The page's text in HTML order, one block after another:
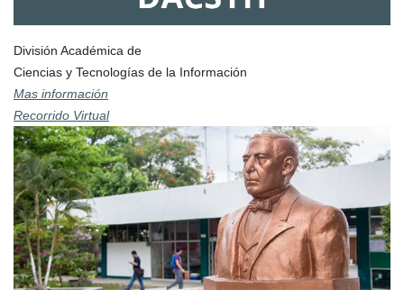
División Académica de
Ciencias y Tecnologías de la Información
Mas información
Recorrido Virtual